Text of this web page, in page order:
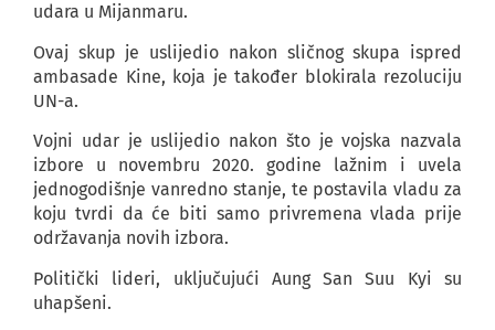
udara u Mijanmaru.
Ovaj skup je uslijedio nakon sličnog skupa ispred
ambasade Kine, koja je također blokirala rezoluciju
UN-a.
Vojni udar je uslijedio nakon što je vojska nazvala
izbore u novembru 2020. godine lažnim i uvela
jednogodišnje vanredno stanje, te postavila vladu za
koju tvrdi da će biti samo privremena vlada prije
održavanja novih izbora.
Politički lideri, uključujući Aung San Suu Kyi su
uhapšeni.